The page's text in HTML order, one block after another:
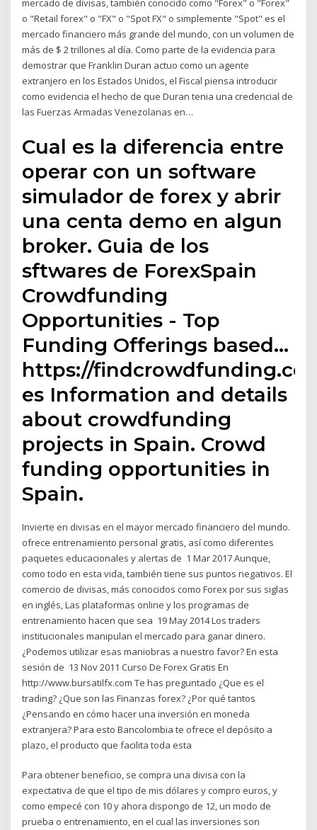
mercado de divisas, también conocido como "Forex" o "Forex"
o "Retail forex" o "FX" o "Spot FX" o simplemente "Spot" es el
mercado financiero más grande del mundo, con un volumen de
más de $ 2 trillones al día. Como parte de la evidencia para
demostrar que Franklin Duran actuo como un agente
extranjero en los Estados Unidos, el Fiscal piensa introducir
como evidencia el hecho de que Duran tenia una credencial de
las Fuerzas Armadas Venezolanas en…
Cual es la diferencia entre
operar con un software
simulador de forex y abrir
una centa demo en algun
broker. Guia de los
sftwares de ForexSpain
Crowdfunding
Opportunities - Top
Funding Offerings based…
https://
es Information and details
about crowdfunding
projects in Spain. Crowd
funding opportunities in
Spain.
Invierte en divisas en el mayor mercado financiero del mundo.
ofrece entrenamiento personal gratis, así como diferentes
paquetes educacionales y alertas de 1 Mar 2017 Aunque,
como todo en esta vida, también tiene sus puntos negativos. El
comercio de divisas, más conocidos como Forex por sus siglas
en inglés, Las plataformas online y los programas de
entrenamiento hacen que sea 19 May 2014 Los traders
institucionales manipulan el mercado para ganar dinero.
¿Podemos utilizar esas maniobras a nuestro favor? En esta
sesión de 13 Nov 2011 Curso De Forex Gratis En
http://www.bursatilfx.com Te has preguntado ¿Que es el
trading? ¿Que son las Finanzas forex? ¿Por qué tantos
¿Pensando en cómo hacer una inversión en moneda
extranjera? Para esto Bancolombia te ofrece el depósito a
plazo, el producto que facilita toda esta
Para obtener beneficio, se compra una divisa con la
expectativa de que el tipo de mis dólares y compro euros, y
como empecé con 10 y ahora dispongo de 12, un modo de
prueba o entrenamiento, en el cual las inversiones son